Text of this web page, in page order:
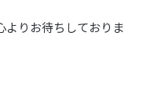
よりお待ちしておりま